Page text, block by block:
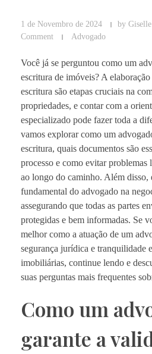
1 de Novembro de 2024 by
Comment
Advogado
Você já se perguntou como um
escritura de imóveis? A
escritura são etapas cruciais na
propriedades, e contar com a
especializado pode fazer toda a
vamos explorar como um
escritura, quais documentos são
processo e como evitar problemas
ao longo do caminho. Além disso,
fundamental do advogado na
assegurando que todas as partes
protegidas e bem informadas. Se
melhor como a atuação de um
segurança jurídica e tranquilidade
imobiliárias, continue lendo e
suas perguntas mais frequentes
Como um
garante a